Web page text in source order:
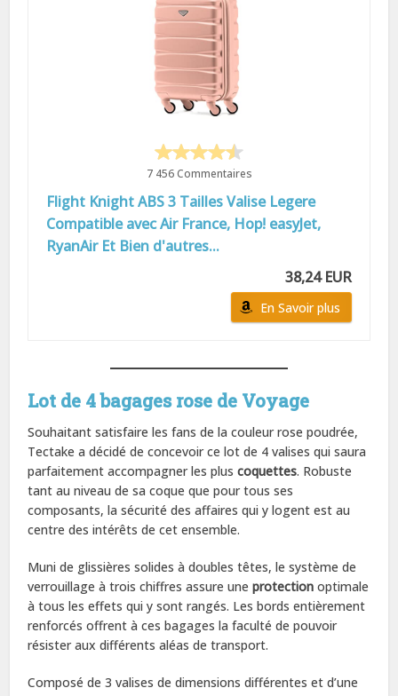
7 456 Commentaires
Flight Knight ABS 3 Tailles Valise Legere
Compatible avec Air France, Hop! easyJet,
RyanAir Et Bien d'autres...
38,24 EUR
En Savoir plus
Lot de 4 bagages rose de Voyage
Souhaitant satisfaire les fans de la couleur rose poudrée,
Tectake a décidé de concevoir ce lot de 4 valises qui saura
parfaitement accompagner les plus coquettes. Robuste
tant au niveau de sa coque que pour tous ses
composants, la sécurité des affaires qui y logent est au
centre des intérêts de cet ensemble.
Muni de glissières solides à doubles têtes, le système de
verrouillage à trois chiffres assure uneprotection optimale
à tous les effets qui y sont rangés. Les bords entièrement
renforcés offrent à ces bagages la faculté de pouvoir
résister aux différents aléas de transport.
Composé de 3 valises de dimensions différentes et d’une